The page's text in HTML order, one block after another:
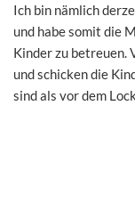
Ich bin nämlich
und habe somit die
Kinder zu betreuen.
und schicken die
sind als vor dem